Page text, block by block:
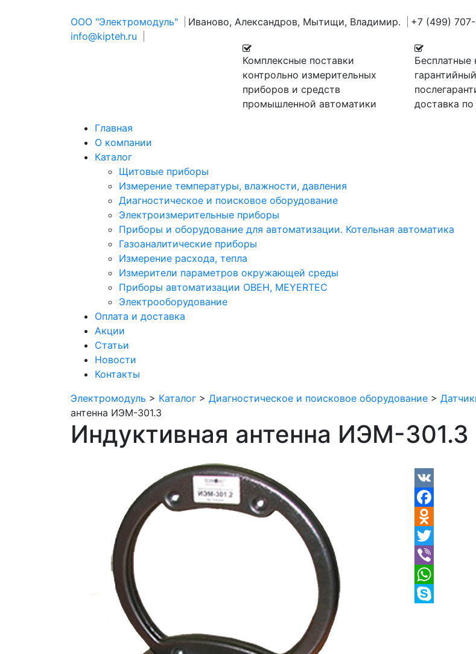
ООО "Электромодуль" Иваново, Александров, Мытищи, Владимир. +7 (499) 707-
info@kipteh.ru
Комплексные поставки
контрольно измерительных
приборов и средств
промышленной автоматики
Бесплатные
доставка
Главная
О компании
Каталог
Щитовые приборы
Измерение температуры, влажности, давления
Диагностическое и поисковое оборудование
Электроизмерительные приборы
Приборы и оборудование для автоматизации. Котельная автоматика
Газоаналитические приборы
Измерение расхода, тепла
Измерители параметров окружающей среды
Приборы автоматизации ОВЕН, MEYERTEC
Электрооборудование
Оплата и доставка
Акции
Статьи
Новости
Контакты
Электромодуль > Каталог > Диагностическое и поисковое оборудование >
антенна ИЭМ-301.3
Индуктивная антенна ИЭМ-301.3